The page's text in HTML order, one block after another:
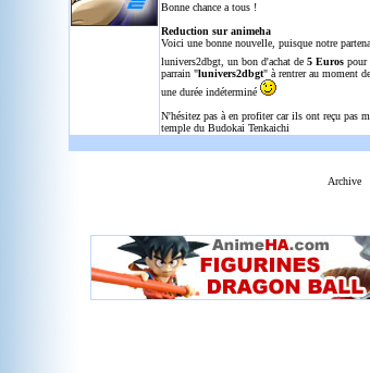
Bonne chance a tous !
Reduction sur animeha
Voici une bonne nouvelle, puisque notre
lunivers2dbgt, un bon d'achat de 5 Euros pour
parrain "lunivers2dbgt" à rentrer au moment
une durée indéterminé
N'hésitez pas à en profiter car ils ont reçu pas
temple du Budokai Tenkaichi
Archive